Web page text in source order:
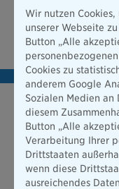
Wir nutzen
unserer Webseite
Button „Alle
Cookies zu
anderem Google
Sozialen Medien
diesem
Button „Alle
Verarbeitung Ihrer
Drittstaaten
wenn diese
ausreichendes